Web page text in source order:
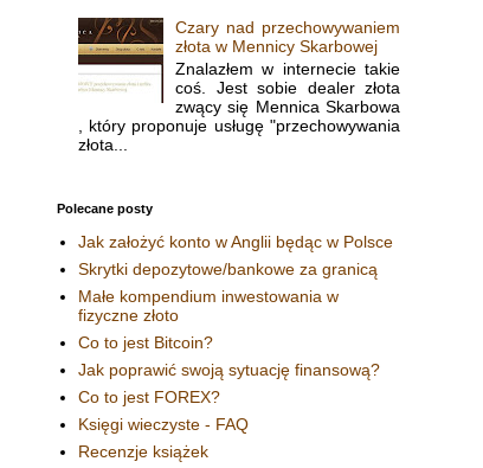
Czary nad przechowywaniem
złota w Mennicy Skarbowej
Znalazłem w internecie takie
coś. Jest sobie dealer złota
zwący się Mennica Skarbowa
, który proponuje usługę "przechowywania
złota...
Polecane posty
Jak założyć konto w Anglii będąc w Polsce
Skrytki depozytowe/bankowe za granicą
Małe kompendium inwestowania w
fizyczne złoto
Co to jest Bitcoin?
Jak poprawić swoją sytuację finansową?
Co to jest FOREX?
Księgi wieczyste - FAQ
Recenzje książek